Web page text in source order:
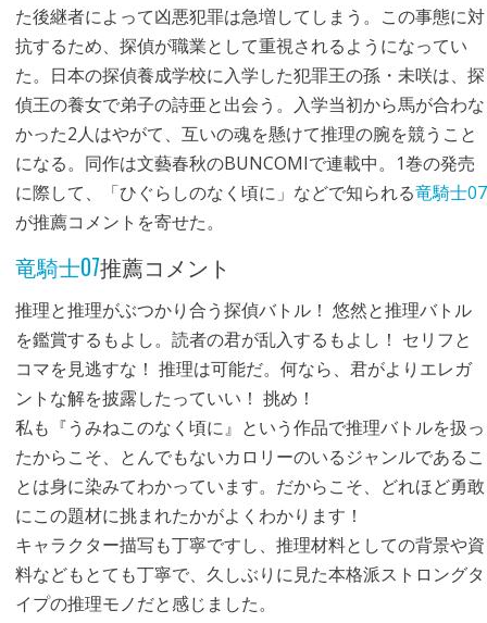
た後継者によって凶悪犯罪は急増してしまう。この事態に対
抗するため、探偵が職業として重視されるようになってい
た。日本の探偵養成学校に入学した犯罪王の孫・未咲は、探
偵王の養女で弟子の詩亜と出会う。入学当初から馬が合わな
かった2人はやがて、互いの魂を懸けて推理の腕を競うこと
になる。同作は文藝春秋のBUNCOMIで連載中。1巻の発売
に際して、「ひぐらしのなく頃に」などで知られる竜騎士07
が推薦コメントを寄せた。
竜騎士07推薦コメント
推理と推理がぶつかり合う探偵バトル！ 悠然と推理バトル
を鑑賞するもよし。読者の君が乱入するもよし！ セリフと
コマを見逃すな！ 推理は可能だ。何なら、君がよりエレガ
ントな解を披露したっていい！ 挑め！
私も『うみねこのなく頃に』という作品で推理バトルを扱っ
たからこそ、とんでもないカロリーのいるジャンルであるこ
とは身に染みてわかっています。だからこそ、どれほど勇敢
にこの題材に挑まれたかがよくわかります！
キャラクター描写も丁寧ですし、推理材料としての背景や資
料などもとても丁寧で、久しぶりに見た本格派ストロングタ
イプの推理モノだと感じました。